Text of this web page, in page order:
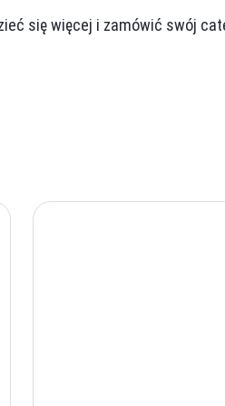
się więcej i zamówić swój